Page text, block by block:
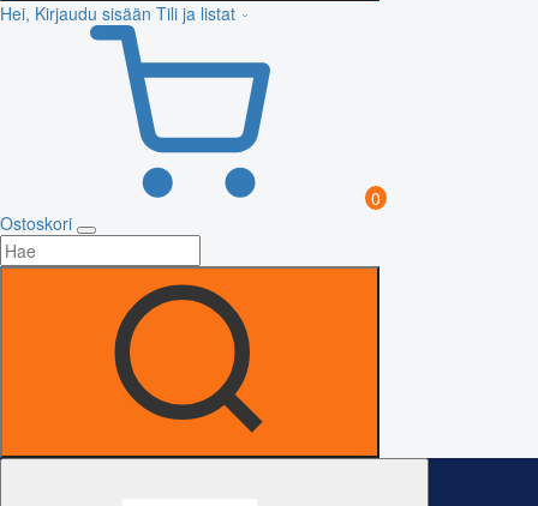
Hei, Kirjaudu sisään Tili ja listat
0
Ostoskori